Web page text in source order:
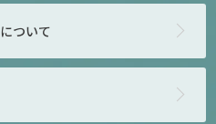
について